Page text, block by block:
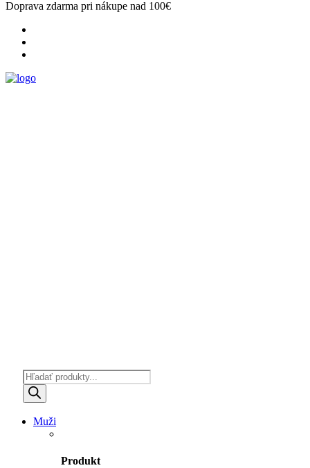
Doprava zdarma pri nákupe nad 100€
Products
search
Muži
Produkt